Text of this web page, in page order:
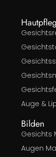
Auge &
Bilden
Gesichts
Augen